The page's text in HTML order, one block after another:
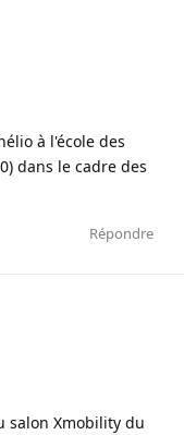
à l'école des
dans le cadre des
Répondre
salon Xmobility du